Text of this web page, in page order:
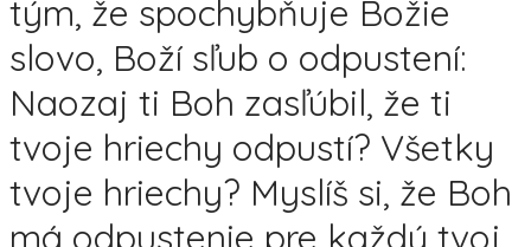
tým, že spochybňuje Božie
slovo, Boží sľub o odpustení:
Naozaj ti Boh zasľúbil, že ti
tvoje hriechy odpustí? Všetky
tvoje hriechy? Myslíš si, že Boh
má odpustenie pre každý tvoj